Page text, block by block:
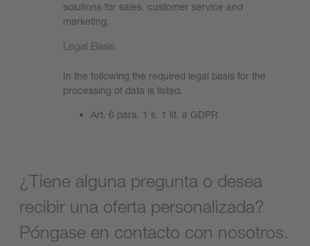
solutions for sales, customer service and
marketing.
Legal Basis
In the following the required legal basis for the
processing of data is listed.
Art. 6 para. 1 s. 1 lit. a GDPR
¿Tiene alguna pregunta o desea
recibir una oferta personalizada?
Póngase en contacto con nosotros.